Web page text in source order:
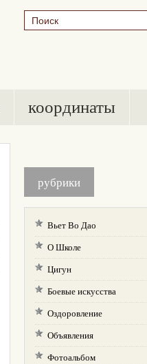
координаты
рубрики
Вьет Во Дао
О Школе
Цигун
Боевые искусства
Оздоровление
Объявления
Фотоальбом